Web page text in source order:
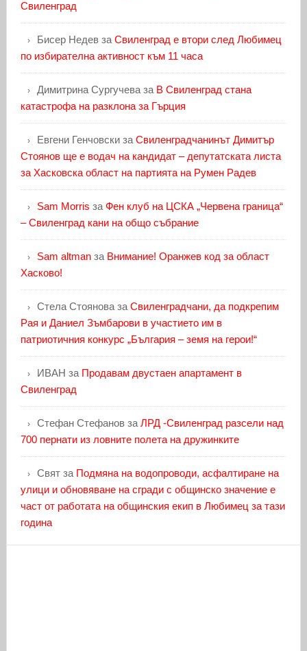
Свиленград
Бисер Недевза Свиленград е втори след Любимец
по избирателна активност към 11 часа
Димитрина Сургучеваза В Свиленград стана
катастрофа на разклона за Гърция
Евгени Генчовскиза Свиленградчанинът Димитър
Стоянов ще е водач на кандидат – депутатската листа
за Хасковска област на партията на Румен Радев
Sam Morris за Фен клуб на ЦСКА „Червена граница“
– Свиленград кани на общо събрание
Sam altmanза Внимание! Оранжев код за област
Хасково!
Стела Стояноваза Свиленградчани, да подкрепим
Рая и Даниел Зъмбарови в участието им в
патриотичния конкурс „България – земя на герои!“
ИВАН за Продавам двустаен апартамент в
Свиленград
Стефан Стефановза ЛРД -Свиленград разсели над
700 пернати из ловните полета на дружинките
Святза Подмяна на водопроводи, асфалтиране на
улици и обновяване на сгради с общинско значение е
част от работата на общинския екип в Любимец за тази
година